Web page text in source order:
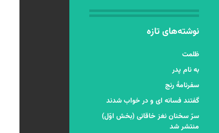
نوشته‌های تازه
ظلمت
به نام پدر
سفرنامۀ رنج
گفتند فسانه ای و در خواب شدند
سرّ سخنان نغز خاقانی (بخش اوّل)
منتشر شد